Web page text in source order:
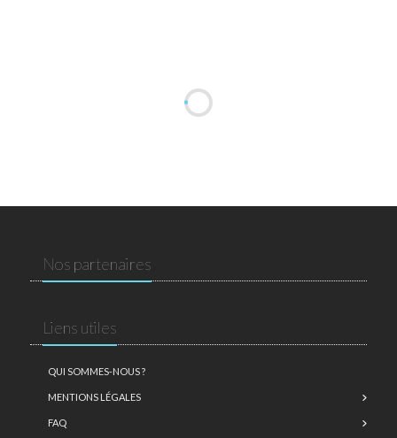
Nos partenaires
Liens utiles
QUI SOMMES-NOUS ?
MENTIONS LÉGALES
FAQ